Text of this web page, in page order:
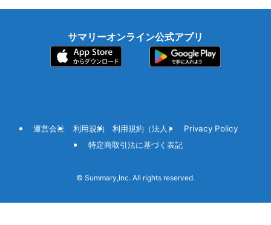
サマリーオンライン公式アプリ
運営会社 利用規約 利用規約（法人）
Privacy Policy
特定商取引法に基づく表記
© Summary,Inc. All rights reserved.